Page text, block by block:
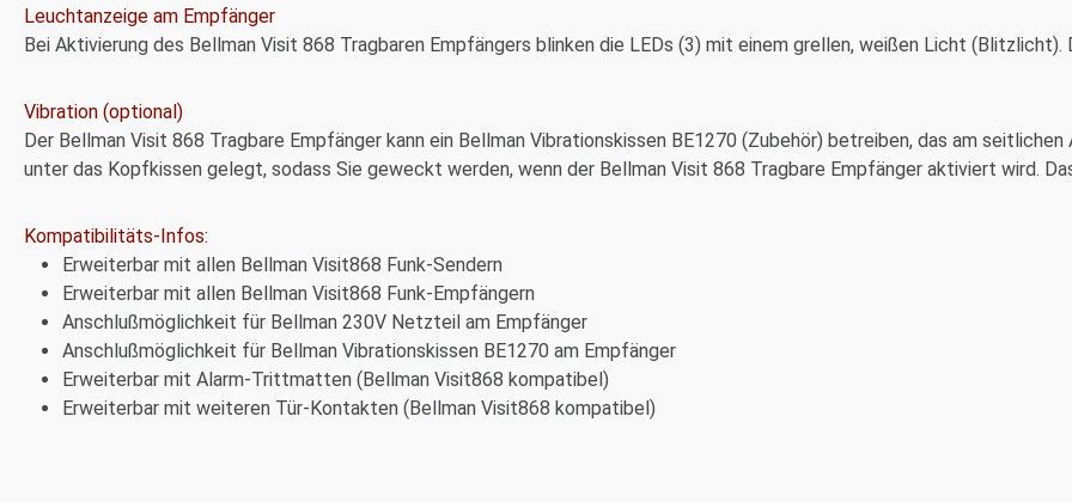
Leuchtanzeige am Empfänger
Bei Aktivierung des Bellman Visit 868 Tragbaren Empfängers blinken die LEDs (3) mit einem grellen, weißen Licht
Vibration (optional)
Der Bellman Visit 868 Tragbare Empfänger kann ein Bellman Vibrationskissen BE1270 (Zubehör) betreiben, das am
unter das Kopfkissen gelegt, sodass Sie geweckt werden, wenn der Bellman Visit 868 Tragbare Empfänger aktiviert wird.
Kompatibilitäts-Infos:
Erweiterbar mit allen Bellman Visit868 Funk-Sendern
Erweiterbar mit allen Bellman Visit868 Funk-Empfängern
Anschlußmöglichkeit für Bellman 230V Netzteil am Empfänger
Anschlußmöglichkeit für Bellman Vibrationskissen BE1270 am Empfänger
Erweiterbar mit Alarm-Trittmatten (Bellman Visit868 kompatibel)
Erweiterbar mit weiteren Tür-Kontakten (Bellman Visit868 kompatibel)